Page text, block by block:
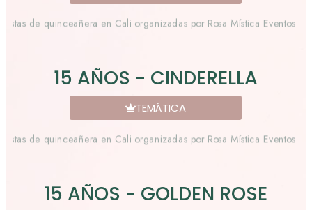
15 AÑOS - CINDERELLA
TEMÁTICA
15 AÑOS - GOLDEN ROSE